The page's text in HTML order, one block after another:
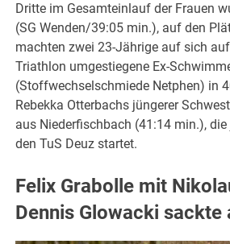
Dritte im Gesamteinlauf der Frauen
(SG Wenden/39:05 min.), auf den
machten zwei 23-Jährige auf sich
Triathlon umgestiegene Ex-
(Stoffwechselschmiede Netphen) in
Rebekka Otterbachs jüngerer
aus Niederfischbach (41:14 min.),
den TuS Deuz startet.
Felix Grabolle mit
Dennis Glowacki sackte